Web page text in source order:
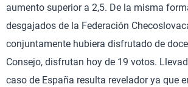
aumento superior a 2,5. De la misma
desgajados de la Federación
conjuntamente hubiera disfrutado de
Consejo, disfrutan hoy de 19 votos.
caso de España resulta revelador ya que